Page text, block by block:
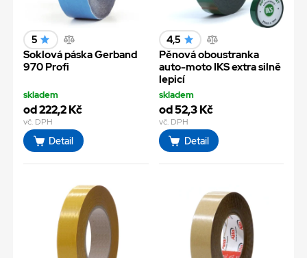
5
Soklová páska Gerband
970 Profi
skladem
od 222,2 Kč
vč. DPH
Detail
4,5
Pěnová oboustranka
auto-moto IKS extra silně
lepicí
skladem
od 52,3 Kč
vč. DPH
Detail